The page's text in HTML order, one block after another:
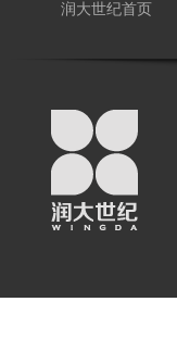
润大世纪首页